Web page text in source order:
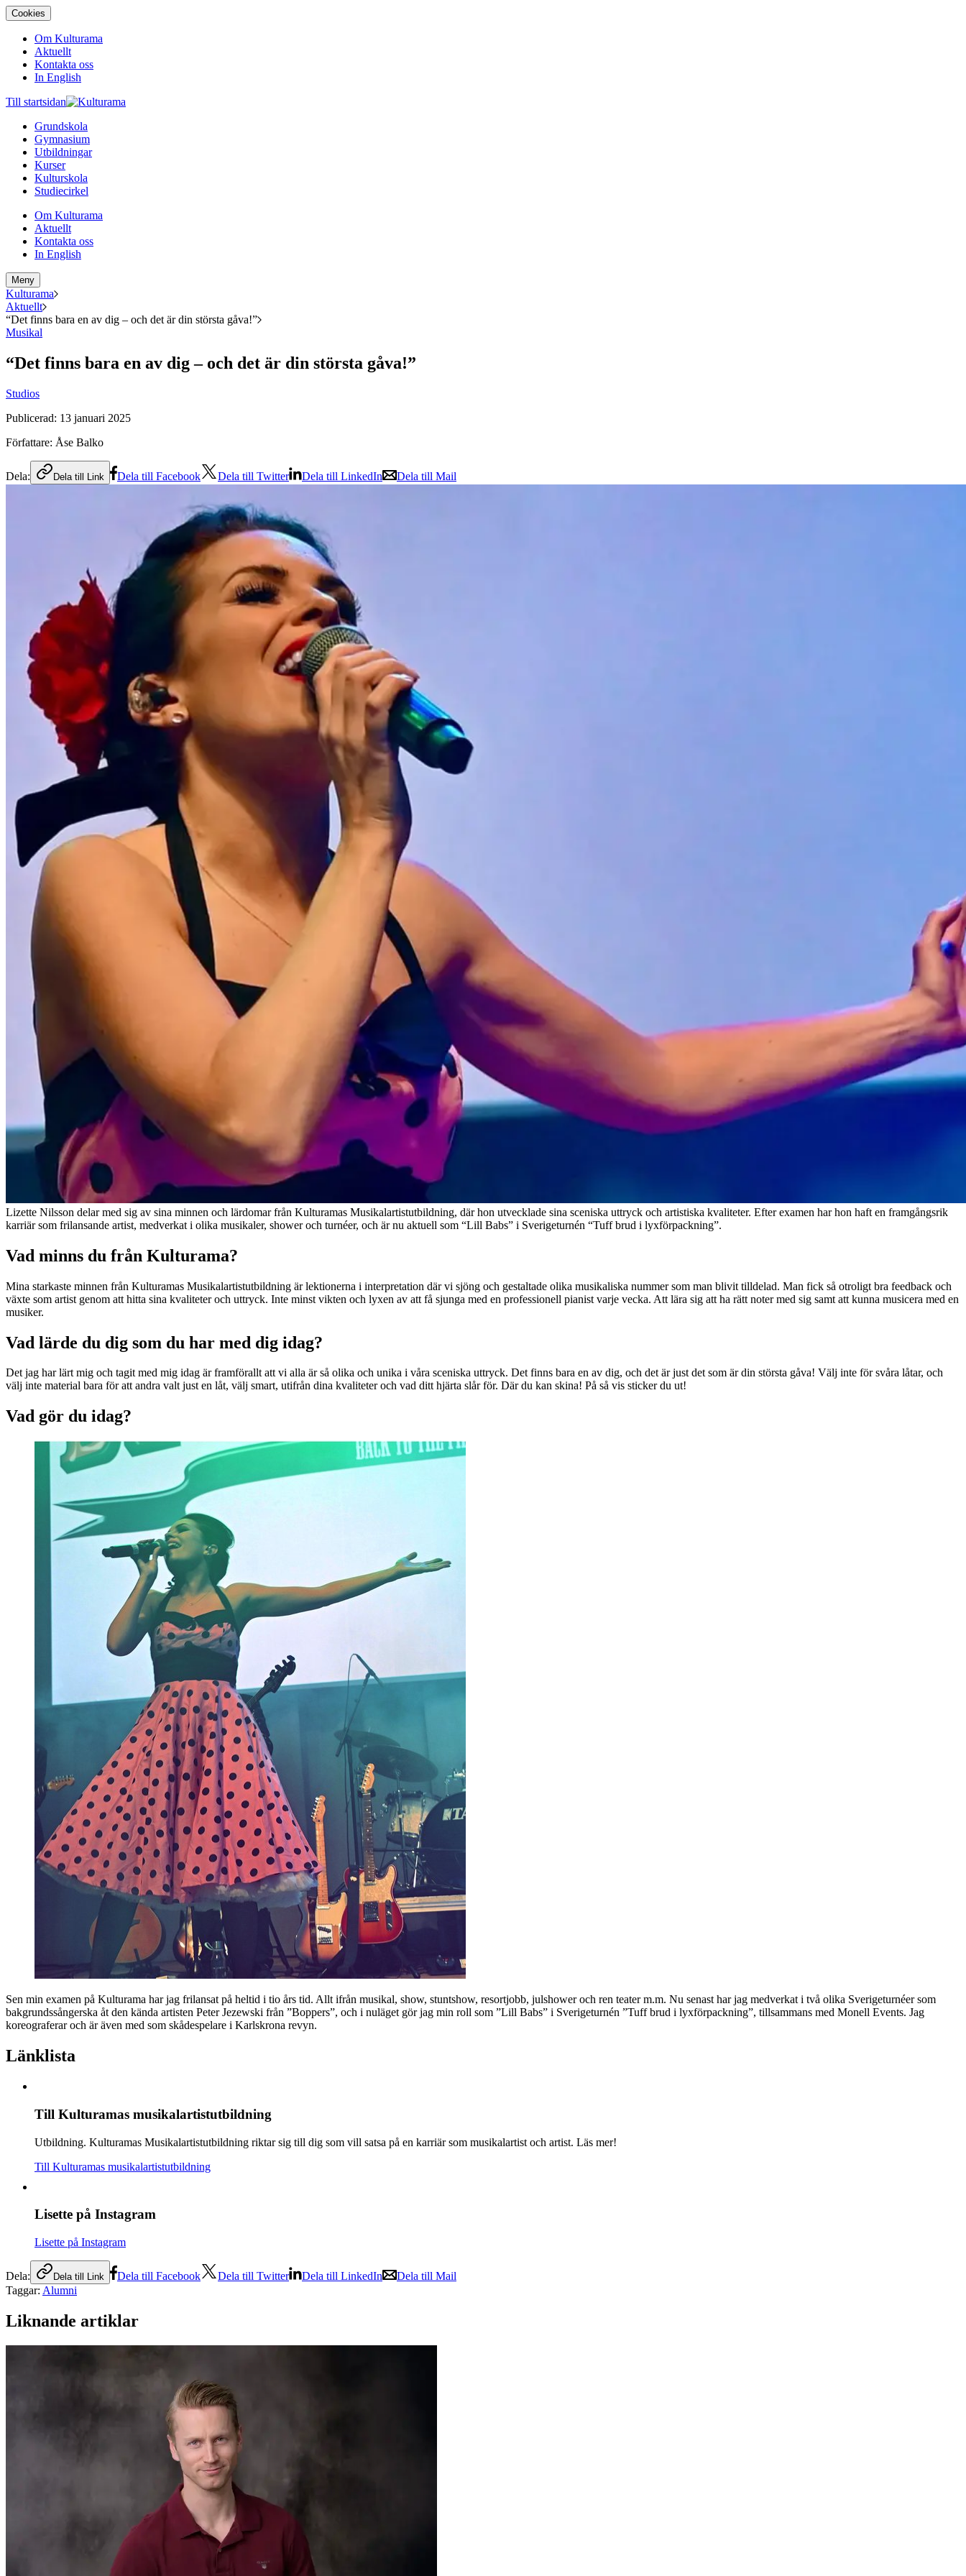
Cookies
Om Kulturama
Aktuellt
Kontakta oss
In English
Till startsidan
Grundskola
Gymnasium
Utbildningar
Kurser
Kulturskola
Studiecirkel
Om Kulturama
Aktuellt
Kontakta oss
In English
Meny
Kulturama
Aktuellt
“Det finns bara en av dig – och det är din största gåva!”
Musikal
“Det finns bara en av dig – och det är din största gåva!”
Studios
Publicerad: 13 januari 2025
Författare: Åse Balko
Dela: Dela till Link Dela till Facebook Dela till Twitter Dela till LinkedIn Dela till Mail
Lizette Nilsson delar med sig av sina minnen och lärdomar från Kulturamas Musikalartistutbildning, där hon utvecklade sina sceniska uttryck och artistiska kvaliteter. Efter examen har hon haft en framgångsrik
karriär som frilansande artist, medverkat i olika musikaler, shower och turnéer, och är nu aktuell som “Lill Babs” i Sverigeturnén “Tuff brud i lyxförpackning”.
Vad minns du från Kulturama?
Mina starkaste minnen från Kulturamas Musikalartistutbildning är lektionerna i interpretation där vi sjöng och gestaltade olika musikaliska nummer som man blivit tilldelad. Man fick så otroligt bra feedback och
växte som artist genom att hitta sina kvaliteter och uttryck. Inte minst vikten och lyxen av att få sjunga med en professionell pianist varje vecka. Att lära sig att ha rätt noter med sig samt att kunna musicera med en
musiker.
Vad lärde du dig som du har med dig idag?
Det jag har lärt mig och tagit med mig idag är framförallt att vi alla är så olika och unika i våra sceniska uttryck. Det finns bara en av dig, och det är just det som är din största gåva! Välj inte för svåra låtar, och
välj inte material bara för att andra valt just en låt, välj smart, utifrån dina kvaliteter och vad ditt hjärta slår för. Där du kan skina! På så vis sticker du ut!
Vad gör du idag?
Sen min examen på Kulturama har jag frilansat på heltid i tio års tid. Allt ifrån musikal, show, stuntshow, resortjobb, julshower och ren teater m.m. Nu senast har jag medverkat i två olika Sverigeturnéer som
bakgrundssångerska åt den kända artisten Peter Jezewski från ”Boppers”, och i nuläget gör jag min roll som ”Lill Babs” i Sverigeturnén ”Tuff brud i lyxförpackning”, tillsammans med Monell Events. Jag
koreograferar och är även med som skådespelare i Karlskrona revyn.
Länklista
Till Kulturamas musikalartistutbildning
Utbildning. Kulturamas Musikalartistutbildning riktar sig till dig som vill satsa på en karriär som musikalartist och artist. Läs mer!
Till Kulturamas musikalartistutbildning
Lisette på Instagram
Lisette på Instagram
Dela: Dela till Link Dela till Facebook Dela till Twitter Dela till LinkedIn
Dela till Mail
Taggar: Alumni
Liknande artiklar